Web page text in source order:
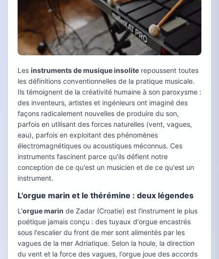
Les instruments de musique insolite repoussent toutes
les définitions conventionnelles de la pratique musicale.
Ils témoignent de la créativité humaine à son paroxysme :
des inventeurs, artistes et ingénieurs ont imaginé des
façons radicalement nouvelles de produire du son,
parfois en utilisant des forces naturelles (vent, vagues,
eau), parfois en exploitant des phénomènes
électromagnétiques ou acoustiques méconnus. Ces
instruments fascinent parce qu'ils défient notre
conception de ce qu'est un musicien et de ce qu'est un
instrument.
L'orgue marin et le thérémine : deux légendes
L'orgue marin de Zadar (Croatie) est l'instrument le plus
poétique jamais conçu : des tuyaux d'orgue encastrés
sous l'escalier du front de mer sont alimentés par les
vagues de la mer Adriatique. Selon la houle, la direction
du vent et la force des vagues, l'orgue joue des accords